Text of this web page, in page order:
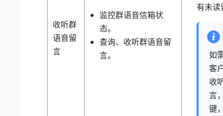
收听群
语音留
言
监控群语音信箱状
态。
查询、收听群语音留
言。
有未读
如
客
收
言
键